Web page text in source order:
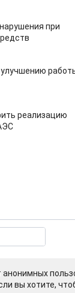
при
реализацию
вы хотите,